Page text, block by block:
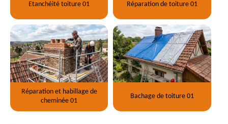
Etanchéité toiture 01 Réparation de toiture 01
Réparation et habillage de
cheminée 01
Bachage de toiture 01